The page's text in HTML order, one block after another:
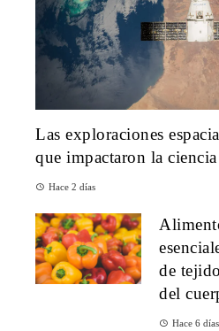
Las exploraciones
que impactaron la ciencia
Hace 2 días
de
del
Hace 6 días